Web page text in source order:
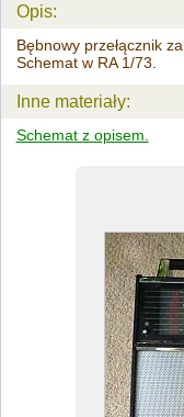
Opis:
Bębnowy przełącznik
Schemat w RA 1/73.
Inne materiały:
Schemat z opisem.